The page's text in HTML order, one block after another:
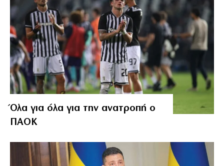
Όλα για όλα για την ανατροπή ο
ΠΑΟΚ